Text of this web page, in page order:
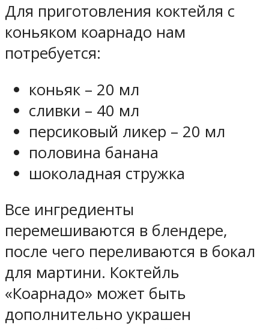
Для приготовления коктейля с
коньяком коарнадо нам
потребуется:
коньяк – 20 мл
сливки – 40 мл
персиковый ликер – 20 мл
половина банана
шоколадная стружка
Все ингредиенты
перемешиваются в блендере,
после чего переливаются в бокал
для мартини. Коктейль
«Коарнадо» может быть
дополнительно украшен